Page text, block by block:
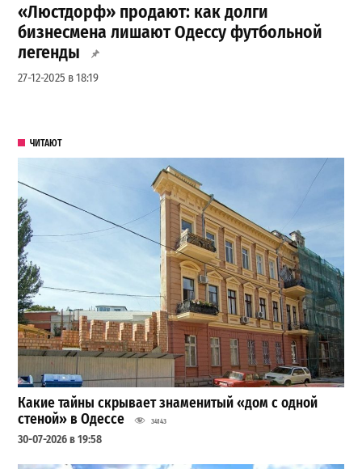
«Люстдорф» продают: как долги
бизнесмена лишают Одессу футбольной
легенды
27-12-2025 в 18:19
ЧИТАЮТ
Какие тайны скрывает знаменитый «дом с одной
стеной» в Одессе
34143
30-07-2026 в 19:58